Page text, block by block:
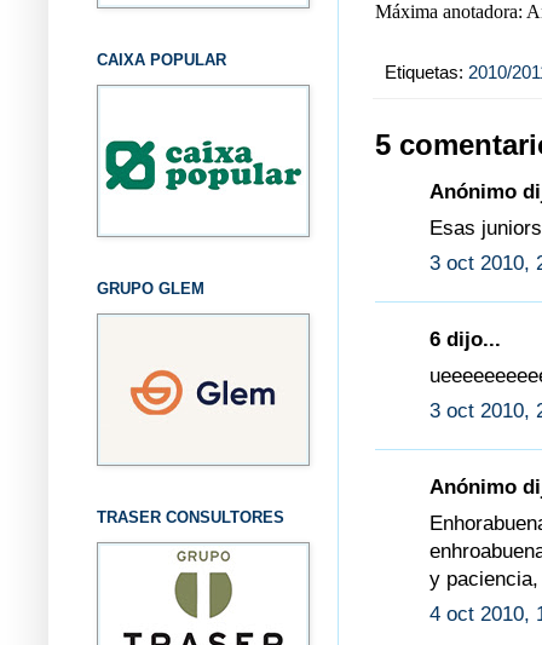
Máxima anotadora:
Etiquetas: 2010/
5
Anónimo
Esas
3 oct 2010,
6 dijo...
3 oct 2010,
Anónimo
y
4 oct 2010,
CAIXA POPULAR
GRUPO GLEM
TRASER CONSULTORES